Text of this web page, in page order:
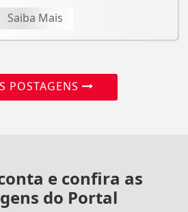
Saiba Mais
POSTAGENS
e confira as
do Portal